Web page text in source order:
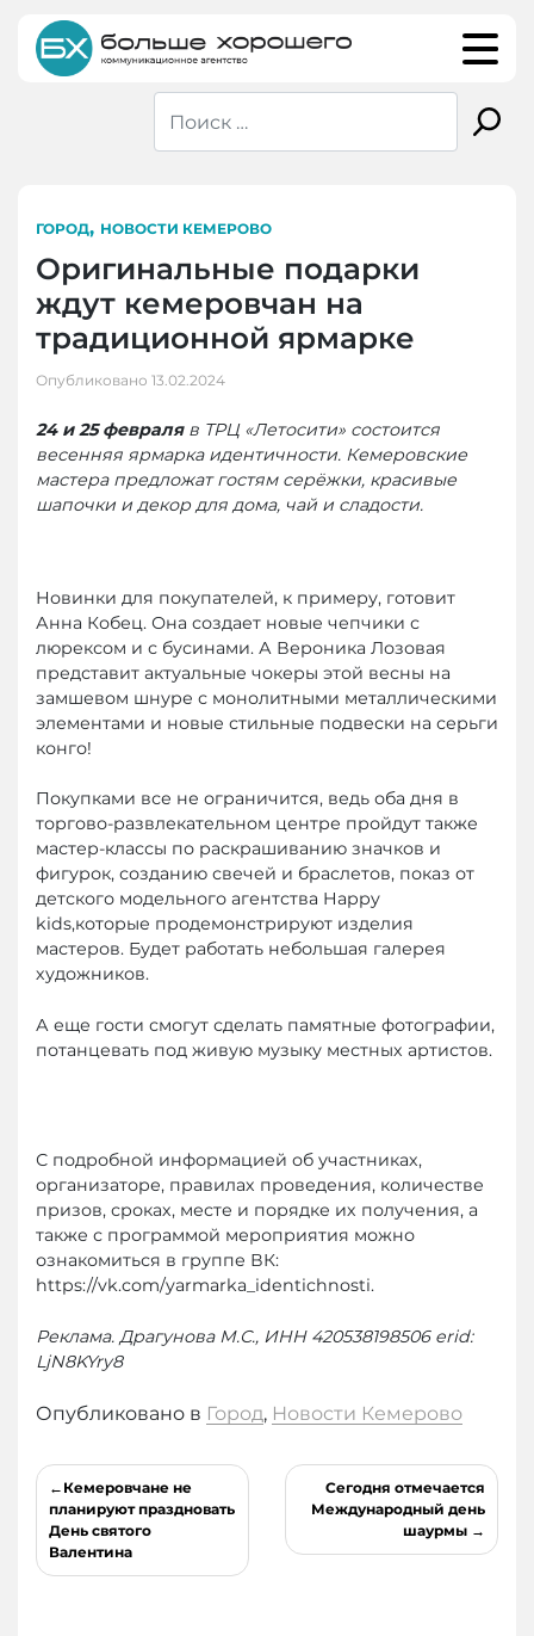
content
ГОРОД, НОВОСТИ КЕМЕРОВО
Оригинальные подарки
ждут кемеровчан на
традиционной ярмарке
Опубликовано 13.02.2024
24 и 25 февраля в ТРЦ «Летосити» состоится
весенняя ярмарка идентичности. Кемеровские
мастера предложат гостям серёжки, красивые
шапочки и декор для дома, чай и сладости.
Новинки для покупателей, к примеру, готовит
Анна Кобец. Она создает новые чепчики с
люрексом и с бусинами. А Вероника Лозовая
представит актуальные чокеры этой весны на
замшевом шнуре с монолитными металлическими
элементами и новые стильные подвески на серьги
конго!
Покупками все не ограничится, ведь оба дня в
торгово-развлекательном центре пройдут также
мастер-классы по раскрашиванию значков и
фигурок, созданию свечей и браслетов, показ от
детского модельного агентства Happy
kids,которые продемонстрируют изделия
мастеров. Будет работать небольшая галерея
художников.
А еще гости смогут сделать памятные фотографии,
потанцевать под живую музыку местных артистов.
С подробной информацией об участниках,
организаторе, правилах проведения, количестве
призов, сроках, месте и порядке их получения, а
также с программой мероприятия можно
ознакомиться в группе ВК:
https://vk.com/yarmarka_identichnosti.
Реклама. Драгунова М.С., ИНН 420538198506 erid:
LjN8KYry8
Опубликовано в Город, Новости Кемерово
Навигация
по
записям
Кемеровчане не
планируют праздновать
День святого
Валентина
Сегодня отмечается
Международный день
шаурмы